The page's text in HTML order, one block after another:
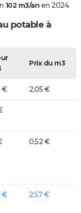
102 m3/an en 2024.
potable à
Prix du m3
€ 2,05 €
0,52 €
€ 2,57 €